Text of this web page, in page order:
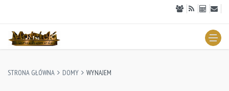
STRONA GŁÓWNA DOMY WYNAJEM